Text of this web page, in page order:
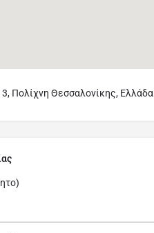
Πολίχνη Θεσσαλονίκης, Ελλάδα